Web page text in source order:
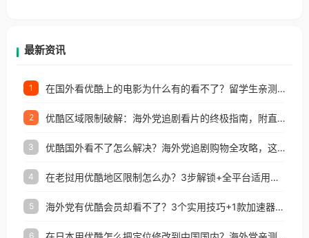
最新资讯
1 在国外看优酷上的电影为什么有的看不了？留学生亲测有效的回国加速方案
2 优酷区域限制破解：海外党追剧看片的终极指南，附直播欧冠+1905电影网解决方案
3 优酷国外看不了怎么解决？海外党追剧购物全攻略，这招亲测有效！
4 在老挝用优酷地区限制怎么办？3步解锁+全平台适用的回国加速器指南
5 海外党有优酷会员却看不了？3个实用技巧+1款加速器解决追剧&金融APP难题
6